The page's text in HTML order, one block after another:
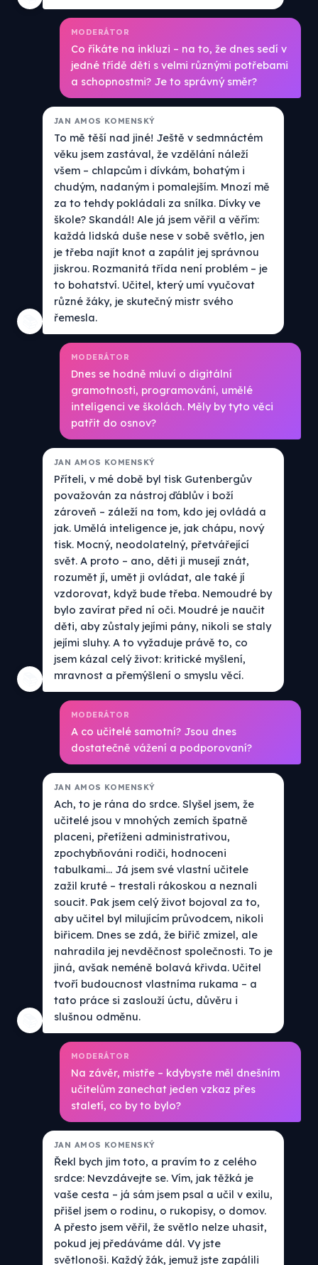
MODERÁTOR
Co říkáte na inkluzi – na to, že dnes sedí v
jedné třídě děti s velmi různými potřebami
a schopnostmi? Je to správný směr?
JAN AMOS KOMENSKÝ
To mě těší nad jiné! Ještě v sedmnáctém
věku jsem zastával, že vzdělání náleží
všem – chlapcům i dívkám, bohatým i
chudým, nadaným i pomalejším. Mnozí mě
za to tehdy pokládali za snílka. Dívky ve
škole? Skandál! Ale já jsem věřil a věřím:
každá lidská duše nese v sobě světlo, jen
je třeba najít knot a zapálit jej správnou
jiskrou. Rozmanitá třída není problém – je
to bohatství. Učitel, který umí vyučovat
různé žáky, je skutečný mistr svého
řemesla.
MODERÁTOR
Dnes se hodně mluví o digitální
gramotnosti, programování, umělé
inteligenci ve školách. Měly by tyto věci
patřit do osnov?
JAN AMOS KOMENSKÝ
Příteli, v mé době byl tisk Gutenbergův
považován za nástroj ďáblův i boží
zároveň – záleží na tom, kdo jej ovládá a
jak. Umělá inteligence je, jak chápu, nový
tisk. Mocný, neodolatelný, přetvářející
svět. A proto – ano, děti ji musejí znát,
rozumět jí, umět ji ovládat, ale také jí
vzdorovat, když bude třeba. Nemoudré by
bylo zavírat před ní oči. Moudré je naučit
děti, aby zůstaly jejími pány, nikoli se staly
jejími sluhy. A to vyžaduje právě to, co
jsem kázal celý život: kritické myšlení,
mravnost a přemýšlení o smyslu věcí.
MODERÁTOR
A co učitelé samotní? Jsou dnes
dostatečně vážení a podporovaní?
JAN AMOS KOMENSKÝ
Ach, to je rána do srdce. Slyšel jsem, že
učitelé jsou v mnohých zemích špatně
placeni, přetíženi administrativou,
zpochybňováni rodiči, hodnoceni
tabulkami... Já jsem své vlastní učitele
zažil kruté – trestali rákoskou a neznali
soucit. Pak jsem celý život bojoval za to,
aby učitel byl milujícím průvodcem, nikoli
biřicem. Dnes se zdá, že biřič zmizel, ale
nahradila jej nevděčnost společnosti. To je
jiná, avšak neméně bolavá křivda. Učitel
tvoří budoucnost vlastníma rukama – a
tato práce si zaslouží úctu, důvěru i
slušnou odměnu.
MODERÁTOR
Na závěr, mistře – kdybyste měl dnešním
učitelům zanechat jeden vzkaz přes
staletí, co by to bylo?
JAN AMOS KOMENSKÝ
Řekl bych jim toto, a pravím to z celého
srdce: Nevzdávejte se. Vím, jak těžká je
vaše cesta – já sám jsem psal a učil v exilu,
přišel jsem o rodinu, o rukopisy, o domov.
A přesto jsem věřil, že světlo nelze uhasit,
pokud jej předáváme dál. Vy jste
světlonoši. Každý žák, jemuž jste zapálili